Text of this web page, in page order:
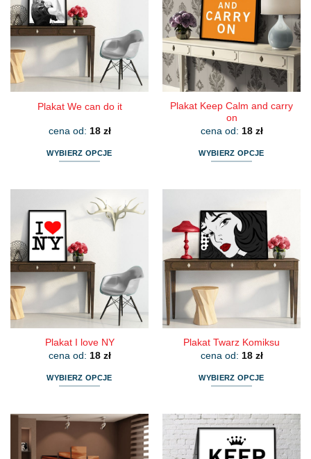
Opcje
można
wybrać
na
stronie
produktu
Opcje
można
wybrać
na
stronie
produktu
Plakat We can do it
cena od: 18 zł
WYBIERZ OPCJE
wiele
wariantów.
Opcje
można
wybrać
na
stronie
produktu
Plakat Keep Calm and carry
on
cena od: 18 zł
WYBIERZ OPCJE
wiele
wariantów.
Opcje
można
wybrać
produktu
Plakat I love NY
cena od: 18 zł
WYBIERZ OPCJE
ma
wiele
wariantów.
Plakat Twarz Komiksu
cena od: 18 zł
WYBIERZ OPCJE
ma
wiele
wariantów.